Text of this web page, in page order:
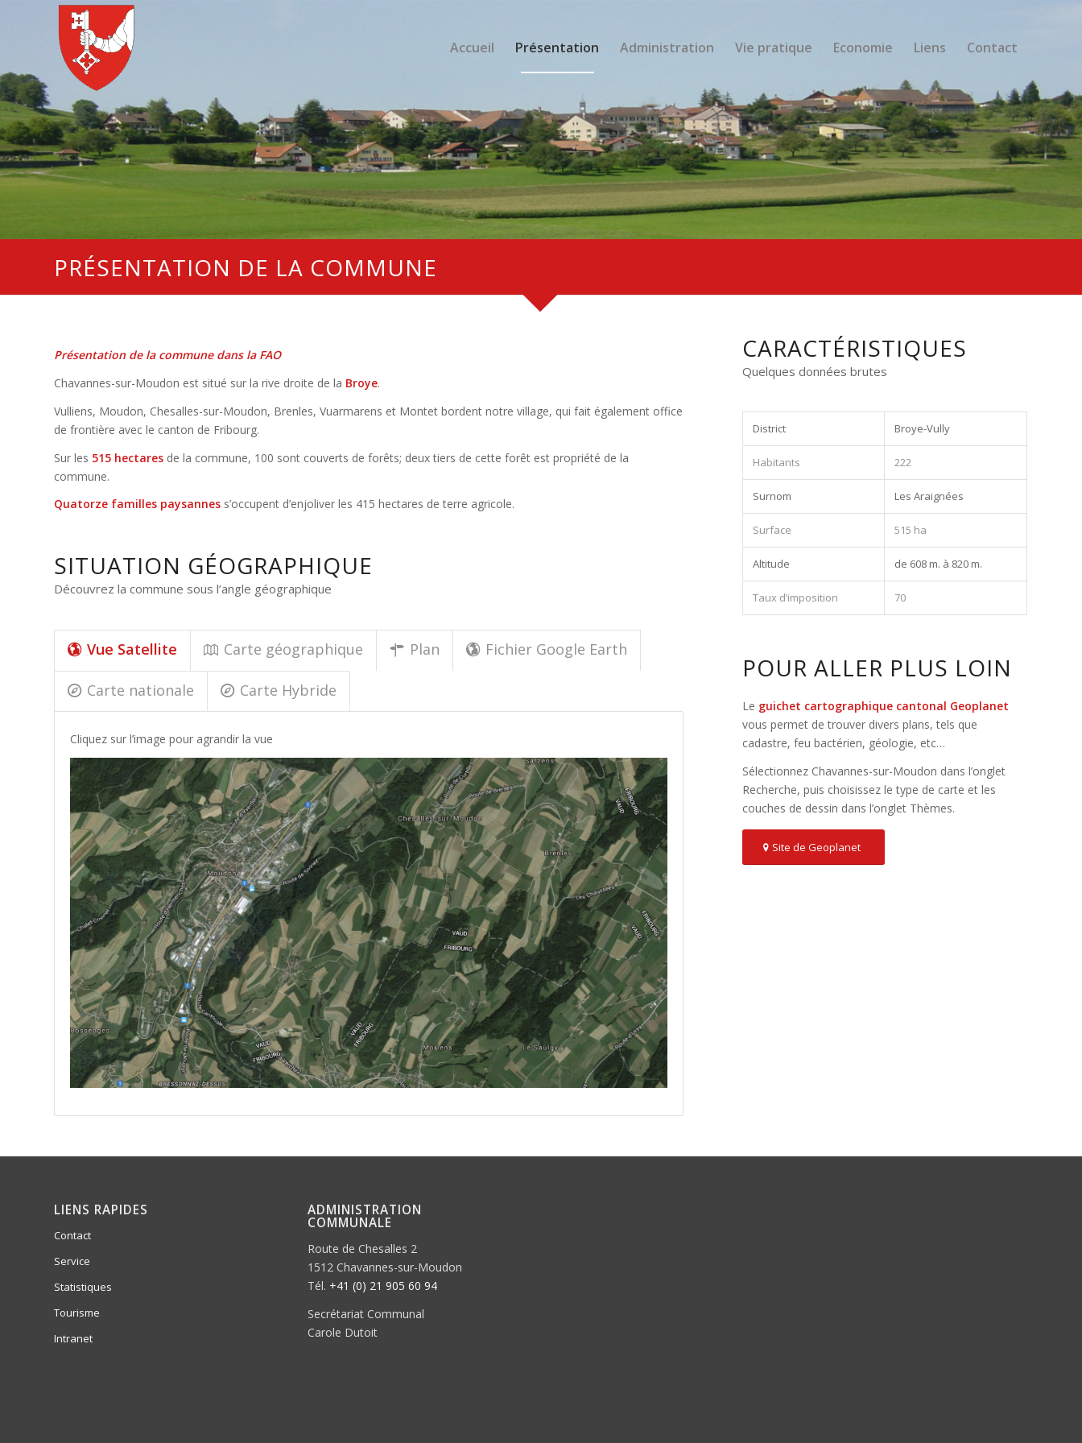
Accueil Présentation Administration Vie pratique Economie Liens Contact
PRÉSENTATION DE LA COMMUNE
Présentation de la commune dans la FAO
Chavannes-sur-Moudon est situé sur la rive droite de la Broye.
Vulliens, Moudon, Chesalles-sur-Moudon, Brenles, Vuarmarens et Montet bordent notre village, qui fait également office
de frontière avec le canton de Fribourg.
Sur les 515 hectares de la commune, 100 sont couverts de forêts; deux tiers de cette forêt est propriété de la
commune.
Quatorze familles paysannes s’occupent d’enjoliver les 415 hectares de terre agricole.
SITUATION GÉOGRAPHIQUE
Découvrez la commune sous l’angle géographique
Vue Satellite Carte géographique Plan Fichier Google Earth
Carte nationale Carte Hybride
Cliquez sur l’image pour agrandir la vue
CARACTÉRISTIQUES
Quelques données brutes
District Broye-Vully
Habitants 222
Surnom Les Araignées
Surface 515 ha
Altitude de 608 m. à 820 m.
Taux d’imposition 70
POUR ALLER PLUS LOIN
Le guichet cartographique cantonal Geoplanet
vous permet de trouver divers plans, tels que
cadastre, feu bactérien, géologie, etc…
Sélectionnez Chavannes-sur-Moudon dans l’onglet
Recherche, puis choisissez le type de carte et les
couches de dessin dans l’onglet Thèmes.
Site de Geoplanet
LIENS RAPIDES
Contact
Service
Statistiques
Tourisme
Intranet
ADMINISTRATION
COMMUNALE
Route de Chesalles 2
1512 Chavannes-sur-Moudon
Tél. +41 (0) 21 905 60 94
Secrétariat Communal
Carole Dutoit